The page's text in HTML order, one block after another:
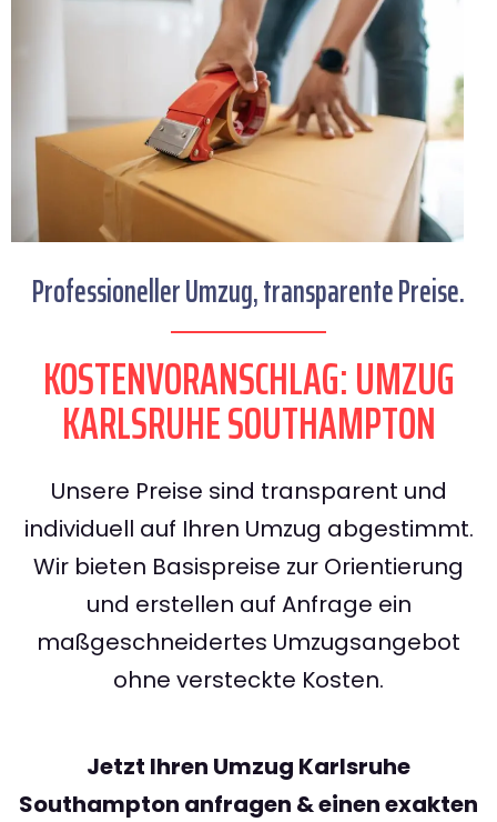
Professioneller Umzug, transparente Preise.
KOSTENVORANSCHLAG: UMZUG
KARLSRUHE SOUTHAMPTON
Unsere Preise sind transparent und
individuell auf Ihren Umzug abgestimmt.
Wir bieten Basispreise zur Orientierung
und erstellen auf Anfrage ein
maßgeschneidertes Umzugsangebot
ohne versteckte Kosten.
Jetzt Ihren Umzug Karlsruhe
Southampton anfragen & einen exakten